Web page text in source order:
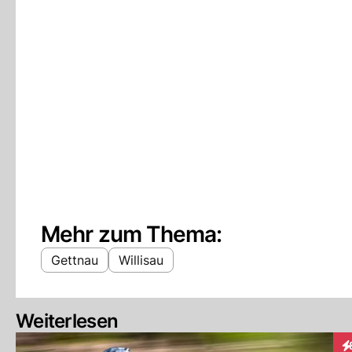
Mehr zum Thema:
Gettnau Willisau
Weiterlesen